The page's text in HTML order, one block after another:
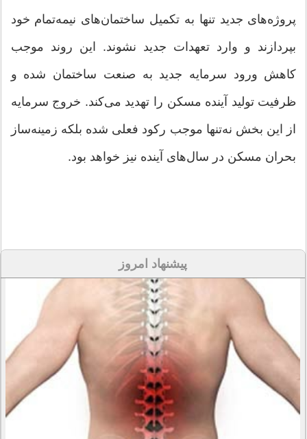
پروژه‌های جدید تنها به تکمیل ساختمان‌های نیمه‌تمام خود
بپردازند و وارد تعهدات جدید نشوند. این روند موجب
کاهش ورود سرمایه جدید به صنعت ساختمان شده و
ظرفیت تولید آینده مسکن را تهدید می‌کند. خروج سرمایه
از این بخش نه‌تنها موجب رکود فعلی شده بلکه زمینه‌ساز
بحران مسکن در سال‌های آینده نیز خواهد بود.
پیشنهاد امروز